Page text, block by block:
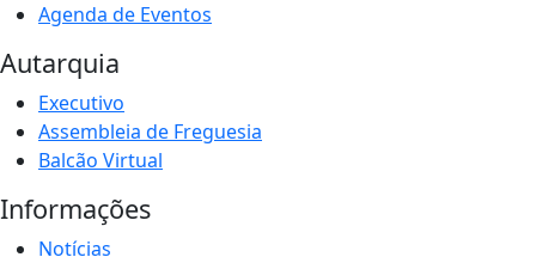
Agenda de Eventos
Autarquia
Executivo
Assembleia de Freguesia
Balcão Virtual
Informações
Notícias